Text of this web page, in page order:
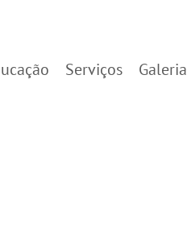
Serviços Galeria